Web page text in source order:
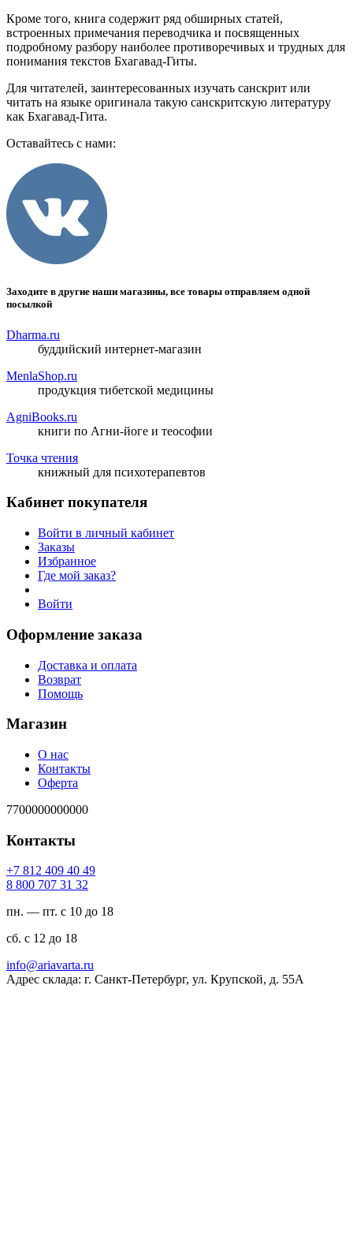
Кроме того, книга содержит ряд обширных статей,
встроенных примечания переводчика и посвященных
подробному разбору наиболее противоречивых и трудных для
понимания текстов Бхагавад-Гиты.
Для читателей, заинтересованных изучать санскрит или
читать на языке оригинала такую санскритскую литературу
как Бхагавад-Гита.
Оставайтесь с нами:
Заходите в другие наши магазины, все товары отправляем одной
посылкой
Dharma.ru
буддийский интернет-магазин
MenlaShop.ru
продукция тибетской медицины
AgniBooks.ru
книги по Агни-йоге и теософии
Точка чтения
книжный для психотерапевтов
Кабинет покупателя
Войти в личный кабинет
Заказы
Избранное
Где мой заказ?
Войти
Оформление заказа
Доставка и оплата
Возврат
Помощь
Магазин
О нас
Контакты
Оферта
7700000000000
Контакты
94 04 904 218 7+
23 13 707 008 8
пн. — пт. с 10 до 18
сб. с 12 до 18
ur.atravaira@ofni
Адрес склада: г. Санкт-Петербург, ул. Крупской, д. 55А